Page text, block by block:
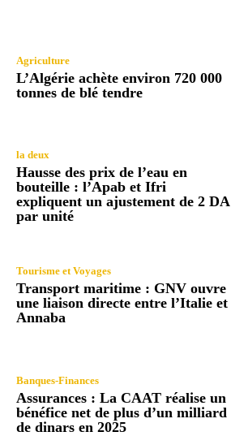
Agriculture
L’Algérie achète environ 720 000
tonnes de blé tendre
la deux
Hausse des prix de l’eau en
bouteille : l’Apab et Ifri
expliquent un ajustement de 2 DA
par unité
Tourisme et Voyages
Transport maritime : GNV ouvre
une liaison directe entre l’Italie et
Annaba
Banques-Finances
Assurances : La CAAT réalise un
bénéfice net de plus d’un milliard
de dinars en 2025